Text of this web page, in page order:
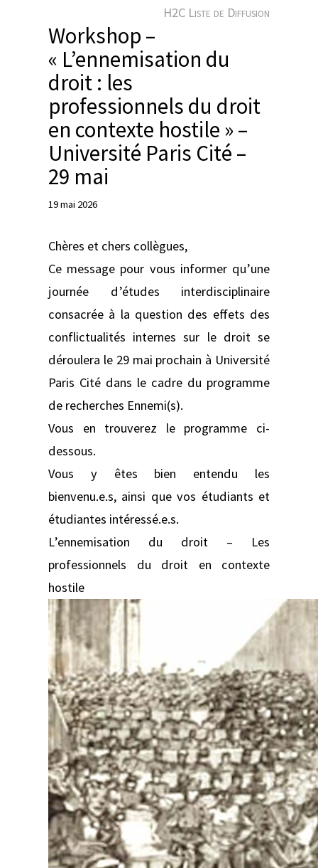
r
H2C Liste de Diffusion
Workshop –
« L’ennemisation du
droit : les
professionnels du droit
en contexte hostile » –
Université Paris Cité –
29 mai
19 mai 2026
Chères et chers collègues,
Ce message pour vous informer qu’une
journée d’études interdisciplinaire
consacrée à la question des effets des
conflictualités internes sur le droit se
déroulera le 29 mai prochain à Université
Paris Cité dans le cadre du programme
de recherches Ennemi(s).
Vous en trouverez le programme ci-
dessous.
Vous y êtes bien entendu les
bienvenu.e.s, ainsi que vos étudiants et
étudiantes intéressé.e.s.
L’ennemisation du droit – Les
professionnels du droit en contexte
hostile